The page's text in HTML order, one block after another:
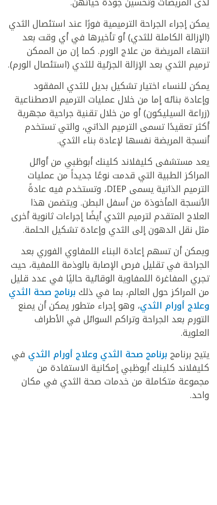
يمكن إجراء الجراحة الترميمية فورًا عند استئصال الثدي
(الإزالة الكاملة للثدي) أو تأخيرها في أي وقت بعد
انتهاء المريضة من علاج الورم. كما إن من الممكن
ترميم الثدي بعد الإزالة الجزئية للثدي (استئصال الورم).
يمكن للنساء اختيار تشكيل بديل للثدي المفقود
وإعادة بنائه إما من خلال عمليات الترميم الاصطناعية
(زراعة السيليكون) أو من خلال تقنية جراحية مجهرية
أكثر تعقيدًا تسمى الترميم الذاتي، والتي تستخدم
أنسجة المريضة نفسها لإعادة بناء الثدي.
يعد مستشفى كليفلاند كلينك أبوظبي من أوائل
المراكز الطبية التي قدمت نوعًا جديداً من عمليات
الترميم الذاتية يسمى DIEP، وتستخدم فيه عادةً
الأنسجة المأخوذة من أسفل البطن. ويتضمن هذا
العلاج المتقدم لترميم الثدي أيضًا إجراءات ثانوية أخرى
مثل نقل الدهون إلى الثدي وإعادة تشكيل الحلمة.
ويمكن أن تسهم إعادة البناء اللمفاوي الفوري بعد
الجراحة في تقليل فرص الإصابة بالوذمة اللمفية، حيث
تجري المفاغرة اللمفاوية الوقائية حاليًا في عدد قليل
من المراكز حول العالم، بما في ذلك برنامج صحة الثدي
وعلاج أورام الثدي، وهو إجراء متطور يمكن أن يمنع
التورم بعد الجراحة وتراكم السوائل في الأطراف
العلوية.
يتيح برنامج برنامج صحة الثدي وعلاج أورام الثدي في
كليفلاند كلينك أبوظبي إمكانية الاستفادة من
مجموعة متكاملة من خدمات صحة الثدي في مكان
واحد.